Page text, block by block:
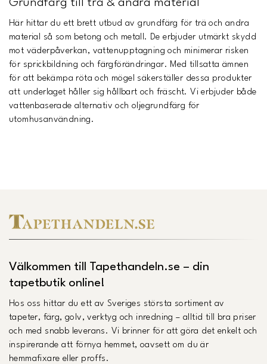
Grundfärg till trä & andra material
Här hittar du ett brett utbud av grundfärg för trä och andra
material så som betong och metall. De erbjuder utmärkt skydd
mot väderpåverkan, vattenupptagning och minimerar risken
för sprickbildning och färgförändringar. Med tillsatta ämnen
för att bekämpa röta och mögel säkerställer dessa produkter
att underlaget håller sig hållbart och fräscht. Vi erbjuder både
vattenbaserade alternativ och oljegrundfärg för
utomhusanvändning.
Välkommen till Tapethandeln.se – din
tapetbutik online!
Hos oss hittar du ett av Sveriges största sortiment av
tapeter, färg, golv, verktyg och inredning – alltid till bra priser
och med snabb leverans. Vi brinner för att göra det enkelt och
inspirerande att förnya hemmet, oavsett om du är
hemmafixare eller proffs.